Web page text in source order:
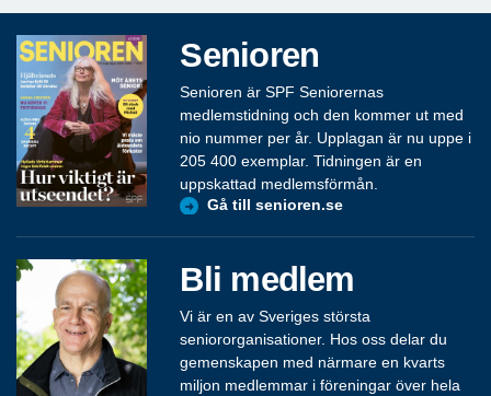
Senioren
Senioren är SPF Seniorernas
medlemstidning och den kommer ut med
nio nummer per år. Upplagan är nu uppe i
205 400 exemplar. Tidningen är en
uppskattad medlemsförmån.
Gå till senioren.se
Bli medlem
Vi är en av Sveriges största
seniororganisationer. Hos oss delar du
gemenskapen med närmare en kvarts
miljon medlemmar i föreningar över hela